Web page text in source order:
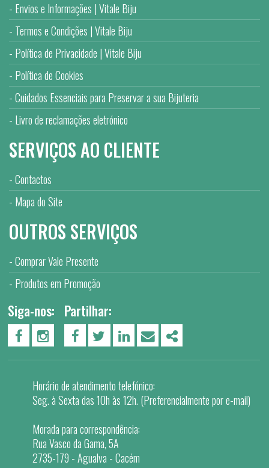
Envios e Informações | Vitale Biju
Termos e Condições | Vitale Biju
Política de Privacidade | Vitale Biju
Política de Cookies
Cuidados Essenciais para Preservar a sua Bijuteria
Livro de reclamações eletrónico
SERVIÇOS AO CLIENTE
Contactos
Mapa do Site
OUTROS SERVIÇOS
Comprar Vale Presente
Produtos em Promoção
Siga-nos:
PÁGINA DO FACEBOOK
PÁGINA DO INSTAGRAM
Partilhar:
FACEBOOKTWITTERLINKEDIN
EMAIL
Horário de atendimento telefónico:
Seg. à Sexta das 10h às 12h. (Preferencialmente por e-mail)
Morada para correspondência:
Rua Vasco da Gama, 5A
2735-179 - Agualva - Cacém